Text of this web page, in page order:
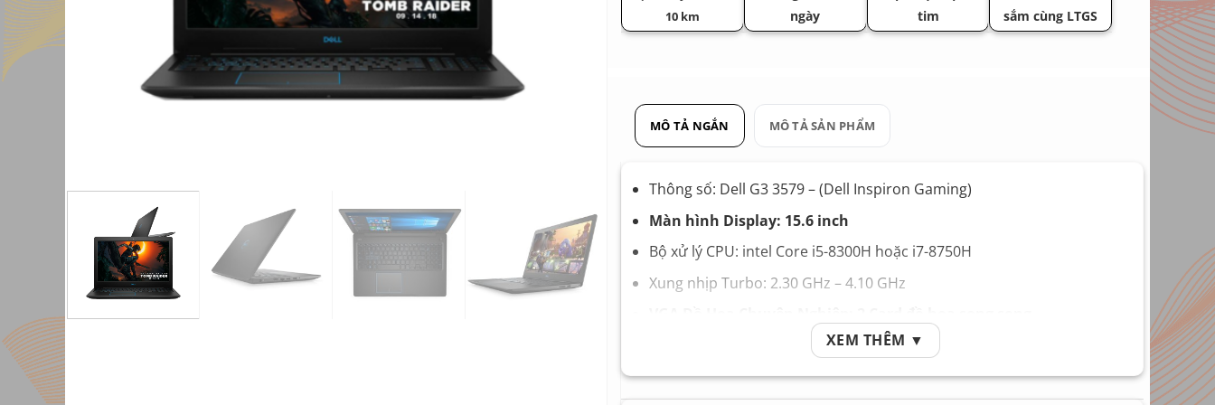
10 km
ngày
tim
sắm cùng LTGS
MÔ TẢ NGẮN MÔ TẢ SẢN PHẨM
Thông số: Dell G3 3579 – (Dell Inspiron Gaming)
Màn hình Display: 15.6 inch
Bộ xử lý CPU: intel Core i5-8300H hoặc i7-8750H
Xung nhịp Turbo: 2.30 GHz – 4.10 GHz
Card đồ họa 1 (Onboard): Intel UHD Graphics 630
Card đồ họa 2 (VGA rời): Nvidia GTX 1050, hoặc GTX-1060 option
XEM THÊM ▼